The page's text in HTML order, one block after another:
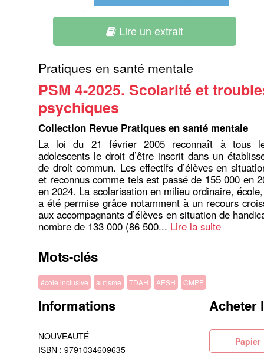
Lire un extrait
Pratiques en santé mentale
PSM 4-2025. Scolarité et
psychiques
Collection Revue Pratiques en santé mentale
La loi du 21 février 2005 reconnaît à tous
adolescents le droit d’être inscrit dans un
de droit commun. Les effectifs d’élèves en
et reconnus comme tels est passé de 155 000 en
en 2024. La scolarisation en milieu ordinaire,
a été permise grâce notamment à un recours
aux accompagnants d’élèves en situation de
nombre de 133 000 (86 500... Lire la suite
Mots-clés
école inclusive autisme TDAH AESH CMPP
Informations
NOUVEAUTÉ
ISBN : 9791034609635
Acheter